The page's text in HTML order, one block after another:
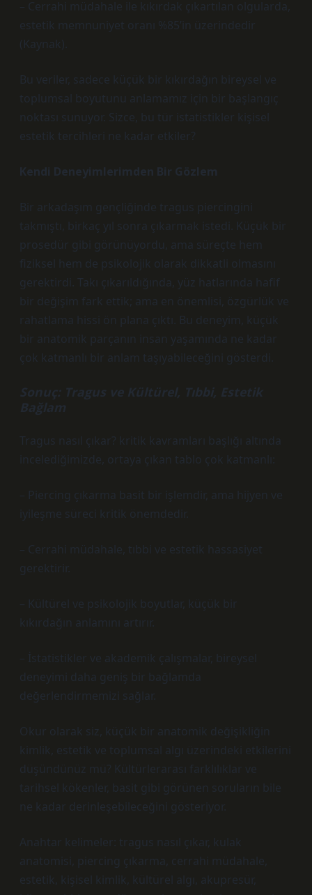
– Cerrahi müdahale ile kıkırdak çıkartılan olgularda,
estetik memnuniyet oranı %85’in üzerindedir
(Kaynak).
Bu veriler, sadece küçük bir kıkırdağın bireysel ve
toplumsal boyutunu anlamamız için bir başlangıç
noktası sunuyor. Sizce, bu tür istatistikler kişisel
estetik tercihleri ne kadar etkiler?
Kendi Deneyimlerimden Bir Gözlem
Bir arkadaşım gençliğinde tragus piercingini
takmıştı, birkaç yıl sonra çıkarmak istedi. Küçük bir
prosedür gibi görünüyordu, ama süreçte hem
fiziksel hem de psikolojik olarak dikkatli olmasını
gerektirdi. Takı çıkarıldığında, yüz hatlarında hafif
bir değişim fark ettik; ama en önemlisi, özgürlük ve
rahatlama hissi ön plana çıktı. Bu deneyim, küçük
bir anatomik parçanın insan yaşamında ne kadar
çok katmanlı bir anlam taşıyabileceğini gösterdi.
Sonuç: Tragus ve Kültürel, Tıbbi, Estetik
Bağlam
Tragus nasıl çıkar? kritik kavramları
başlığı altında
incelediğimizde, ortaya çıkan tablo çok katmanlı:
– Piercing çıkarma basit bir işlemdir, ama hijyen ve
iyileşme süreci kritik önemdedir.
– Cerrahi müdahale, tıbbi ve estetik hassasiyet
gerektirir.
– Kültürel ve psikolojik boyutlar, küçük bir
kıkırdağın anlamını artırır.
– İstatistikler ve akademik çalışmalar, bireysel
deneyimi daha geniş bir bağlamda
değerlendirmemizi sağlar.
Okur olarak siz, küçük bir anatomik değişikliğin
kimlik, estetik ve toplumsal algı üzerindeki etkilerini
düşündünüz mü? Kültürlerarası farklılıklar ve
tarihsel kökenler, basit gibi görünen soruların bile
ne kadar derinleşebileceğini gösteriyor.
Anahtar kelimeler: tragus nasıl çıkar, kulak
anatomisi, piercing çıkarma, cerrahi müdahale,
estetik, kişisel kimlik, kültürel algı, akupresür,